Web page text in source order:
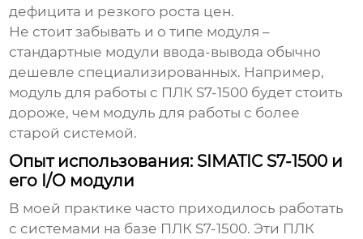
дефицита и резкого роста цен.
Не стоит забывать и о типе модуля –
стандартные модули ввода-вывода обычно
дешевле специализированных. Например,
модуль для работы с ПЛК S7-1500 будет стоить
дороже, чем модуль для работы с более
старой системой.
Опыт использования: SIMATIC S7-1500 и
его I/O модули
В моей практике часто приходилось работать
с системами на базе ПЛК S7-1500. Эти ПЛК